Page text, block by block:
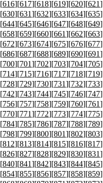
[616][617][618][619][620][621
[630][631][632][633][634][635
[644][645][646][647][648][649
[658][659][660][661][662][663
[672][673][674][675][676][677
[686][687][688][689][690][691
[700][701][702][703][704][705
[714][715][716][717][718][719
[728][729][730][731][732][733
[742][743][744][745][746][747
[756][757][758][759][760][761
[770][771][772][773][774][775
[784][785][786][787][788][789
[798][799][800][801][802][803
[812][813][814][815][816][817
[826][827][828][829][830][831
[840][841][842][843][844][845
[854][855][856][857][858][859